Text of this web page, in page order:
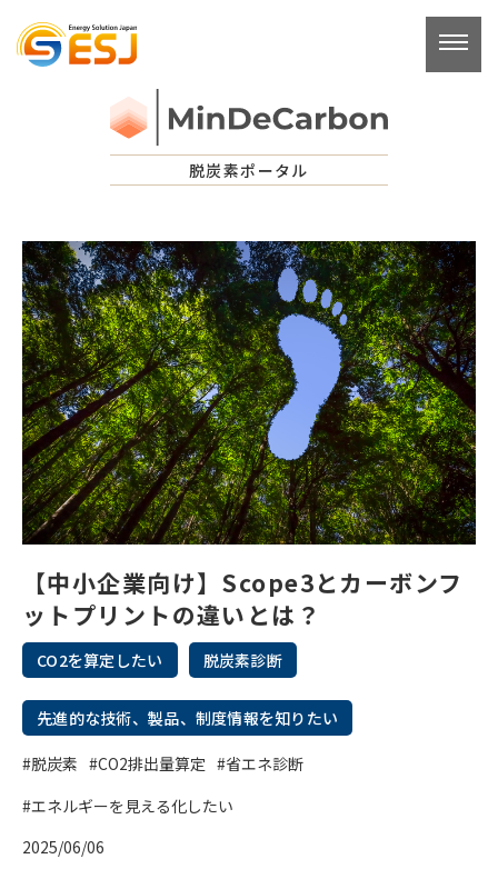
ン
ツ
へ
ッ
プ
脱炭素ポータル
【中小企業向け】Scope3とカーボンフ
ットプリントの違いとは？
CO2を算定したい 脱炭素診断
先進的な技術、製品、制度情報を知りたい
#脱炭素 #CO2排出量算定 #省エネ診断
#エネルギーを見える化したい
2025/06/06